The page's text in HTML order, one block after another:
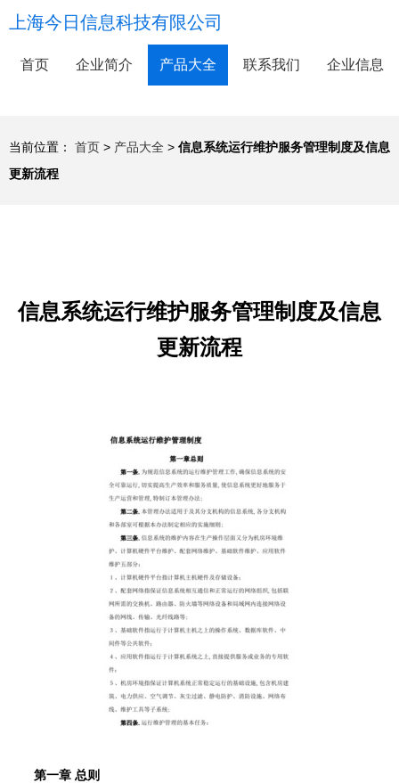
上海今日信息科技有限公司
首页 企业简介 产品大全 联系我们 企业信息
当前位置： 首页 > 产品大全 > 信息系统运行维护服务管理制度及信息
更新流程
信息系统运行维护服务管理制度及信息
更新流程
第一章 总则